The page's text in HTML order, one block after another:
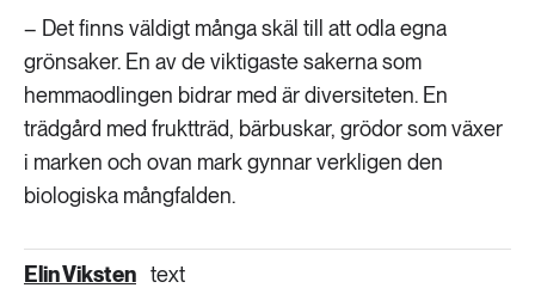
– Det finns väldigt många skäl till att odla egna
grönsaker. En av de viktigaste sakerna som
hemmaodlingen bidrar med är diversiteten. En
trädgård med fruktträd, bärbuskar, grödor som växer
i marken och ovan mark gynnar verkligen den
biologiska mångfalden.
Elin Viksten text